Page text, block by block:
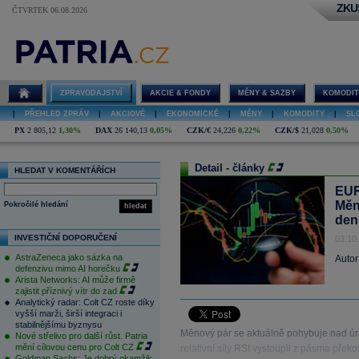
ČTVRTEK 06.08.2026
ZPRAVODAJSTVÍ AKCIE & FONDY MĚNY & SAZBY
PŘEHLED ZPRÁV AKCIOVÉ EKONOMICKÉ MĚNY KOMODITY
PX 2 805,12 1,30% DAX 26 140,13 0,05% CZK/€ 24,226 0,22% CZK/$ 21,028 0,50%
HLEDAT V KOMENTÁŘÍCH
hledat
Pokročilé hledání
INVESTIČNÍ DOPORUČENÍ
AstraZeneca jako sázka na
defenzivu mimo AI horečku
Arista Networks: AI může firmě
zajistit příznivý vítr do zad
Analytický radar: Colt CZ roste díky
vyšší marži, širší integraci i
stabilnějšímu byznysu
Nové střelivo pro další růst. Patria
mění cílovou cenu pro Colt CZ
Detail - články
Měnový pár se aktuálně pohybuje nad
relativní síly RSI vystoupil z pásma